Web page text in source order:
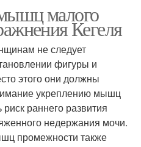
малого
Кегеля
не следует
фигуры и
этого они должны
укреплению мышц
раннего развития
недержания мочи.
промежности также